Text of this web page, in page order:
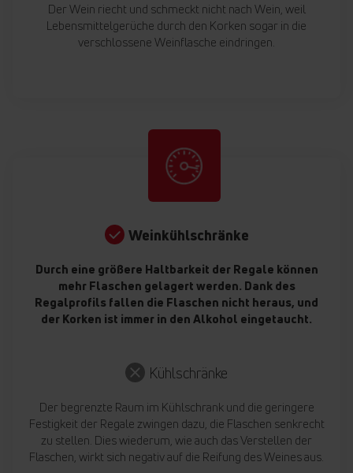
Der Wein riecht und schmeckt nicht nach Wein, weil
Lebensmittelgerüche durch den Korken sogar in die
verschlossene Weinflasche eindringen.
Weinkühlschränke
Durch eine größere Haltbarkeit der Regale können
mehr Flaschen gelagert werden. Dank des
Regalprofils fallen die Flaschen nicht heraus, und
der Korken ist immer in den Alkohol eingetaucht.
Kühlschränke
Der begrenzte Raum im Kühlschrank und die geringere
Festigkeit der Regale zwingen dazu, die Flaschen senkrecht
zu stellen. Dies wiederum, wie auch das Verstellen der
Flaschen, wirkt sich negativ auf die Reifung des Weines aus.